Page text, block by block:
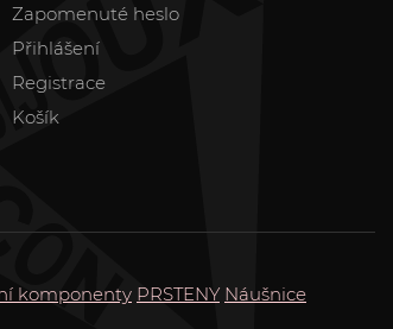
Zapomenuté heslo
Přihlášení
Registrace
Košík
komponenty PRSTENY Náušnice